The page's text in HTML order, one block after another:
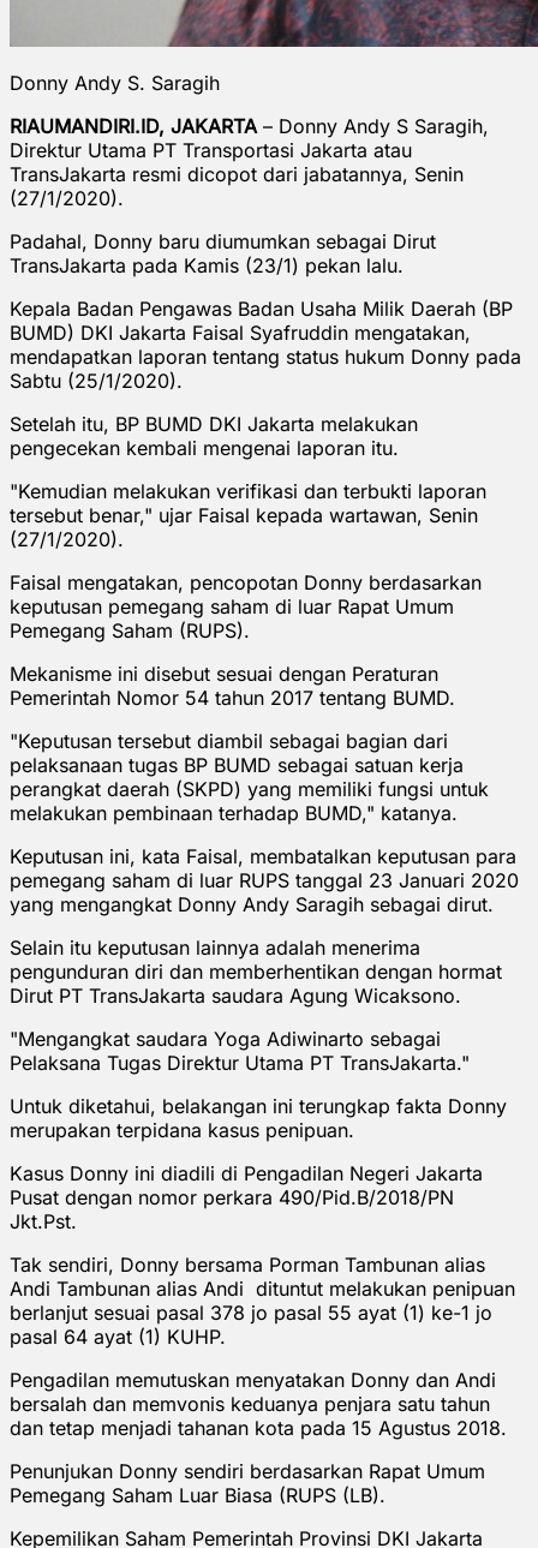
Donny Andy S. Saragih
RIAUMANDIRI.ID, JAKARTA – Donny Andy S Saragih,
Direktur Utama PT Transportasi Jakarta atau
TransJakarta resmi dicopot dari jabatannya, Senin
(27/1/2020).
Padahal, Donny baru diumumkan sebagai Dirut
TransJakarta pada Kamis (23/1) pekan lalu.
Kepala Badan Pengawas Badan Usaha Milik Daerah (BP
BUMD) DKI Jakarta Faisal Syafruddin mengatakan,
mendapatkan laporan tentang status hukum Donny pada
Sabtu (25/1/2020).
Setelah itu, BP BUMD DKI Jakarta melakukan
pengecekan kembali mengenai laporan itu.
"Kemudian melakukan verifikasi dan terbukti laporan
tersebut benar," ujar Faisal kepada wartawan, Senin
(27/1/2020).
Faisal mengatakan, pencopotan Donny berdasarkan
keputusan pemegang saham di luar Rapat Umum
Pemegang Saham (RUPS).
Mekanisme ini disebut sesuai dengan Peraturan
Pemerintah Nomor 54 tahun 2017 tentang BUMD.
"Keputusan tersebut diambil sebagai bagian dari
pelaksanaan tugas BP BUMD sebagai satuan kerja
perangkat daerah (SKPD) yang memiliki fungsi untuk
melakukan pembinaan terhadap BUMD," katanya.
Keputusan ini, kata Faisal, membatalkan keputusan para
pemegang saham di luar RUPS tanggal 23 Januari 2020
yang mengangkat Donny Andy Saragih sebagai dirut.
Selain itu keputusan lainnya adalah menerima
pengunduran diri dan memberhentikan dengan hormat
Dirut PT TransJakarta saudara Agung Wicaksono.
"Mengangkat saudara Yoga Adiwinarto sebagai
Pelaksana Tugas Direktur Utama PT TransJakarta."
Untuk diketahui, belakangan ini terungkap fakta Donny
merupakan terpidana kasus penipuan.
Kasus Donny ini diadili di Pengadilan Negeri Jakarta
Pusat dengan nomor perkara 490/Pid.B/2018/PN
Jkt.Pst.
Tak sendiri, Donny bersama Porman Tambunan alias
Andi Tambunan alias Andi dituntut melakukan penipuan
berlanjut sesuai pasal 378 jo pasal 55 ayat (1) ke-1 jo
pasal 64 ayat (1) KUHP.
Pengadilan memutuskan menyatakan Donny dan Andi
bersalah dan memvonis keduanya penjara satu tahun
dan tetap menjadi tahanan kota pada 15 Agustus 2018.
Penunjukan Donny sendiri berdasarkan Rapat Umum
Pemegang Saham Luar Biasa (RUPS (LB).
Kepemilikan Saham Pemerintah Provinsi DKI Jakarta